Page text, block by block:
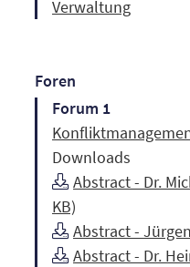
Verwaltung
Foren
Forum 1
Downloads
Abstract - Dr.
KB)
Abstract -
Abstract - Dr.